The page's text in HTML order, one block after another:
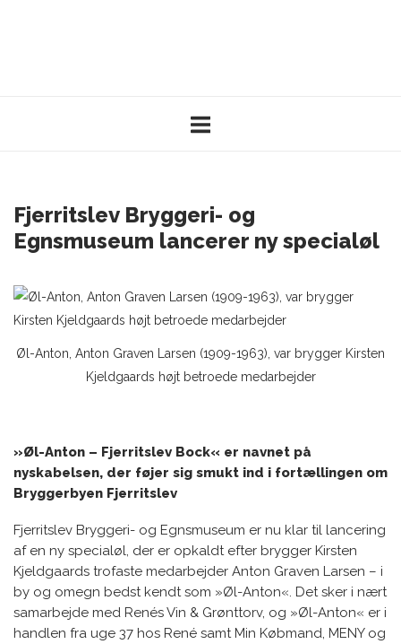
Fjerritslev Bryggeri- og
Egnsmuseum lancerer ny specialøl
Øl-Anton, Anton Graven Larsen (1909-1963), var brygger Kirsten
Kjeldgaards højt betroede medarbejder
»Øl-Anton – Fjerritslev Bock« er navnet på
nyskabelsen, der føjer sig smukt ind i fortællingen om
Bryggerbyen Fjerritslev
Fjerritslev Bryggeri- og Egnsmuseum er nu klar til lancering
af en ny specialøl, der er opkaldt efter brygger Kirsten
Kjeldgaards trofaste medarbejder Anton Graven Larsen – i
by og omegn bedst kendt som »Øl-Anton«. Det sker i nært
samarbejde med Renés Vin & Grønttorv, og »Øl-Anton« er i
handlen fra uge 37 hos René samt Min Købmand, MENY og